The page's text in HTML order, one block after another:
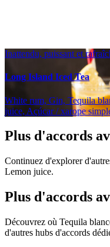
Inattendu, puissant et
Long Island Iced Tea
White rum, Gin, Tequila
juice, Açúcar / xarope
Plus d'accords
Continuez d'explorer
Lemon juice.
Plus d'accords
Découvrez où Tequila
d'autres hubs d'accords